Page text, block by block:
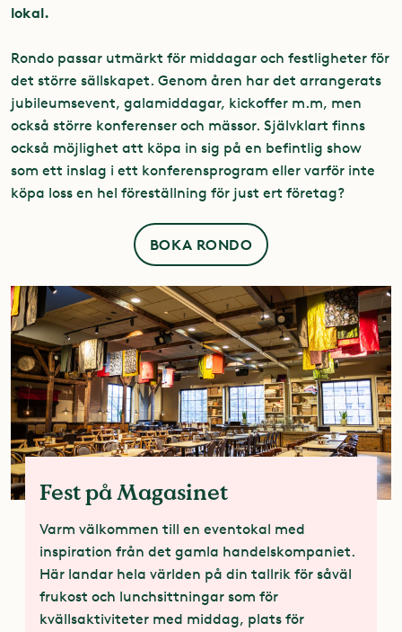
lokal.
Rondo passar utmärkt för middagar och festligheter för
det större sällskapet. Genom åren har det arrangerats
jubileumsevent, galamiddagar, kickoffer m.m, men
också större konferenser och mässor. Självklart finns
också möjlighet att köpa in sig på en befintlig show
som ett inslag i ett konferensprogram eller varför inte
köpa loss en hel föreställning för just ert företag?
BOKA RONDO
Fest på Magasinet
Varm välkommen till en eventokal med
inspiration från det gamla handelskompaniet.
Här landar hela världen på din tallrik för såväl
frukost och lunchsittningar som för
kvällsaktiviteter med middag, plats för